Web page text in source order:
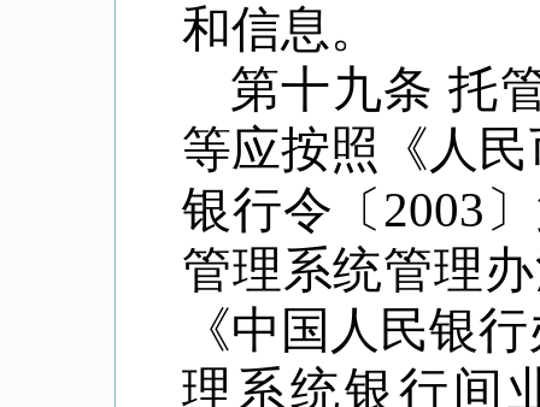
和信息。
第十九条 托
等应按照《人
银行令〔2003
管理系统管理
《中国人民银
理系统银行间